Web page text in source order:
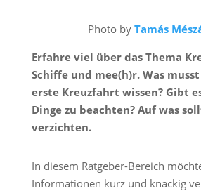
Photo byTamás
Erfahre viel über das Thema
Schiffe und mee(h)r. Was
erste Kreuzfahrt wissen? Gibt
Dinge zu beachten? Auf was
verzichten.
In diesem Ratgeber-Bereich
Informationen kurz und knackig